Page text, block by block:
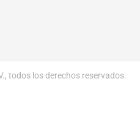
todos los derechos reservados.